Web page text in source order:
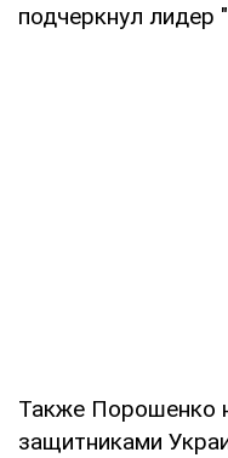
подчеркнул лидер
Также Порошенко
защитниками